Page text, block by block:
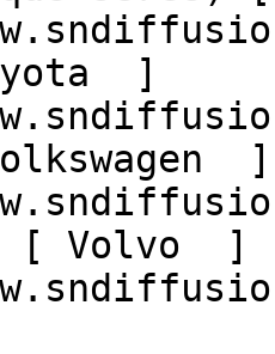
]
]
[ Volvo  ]